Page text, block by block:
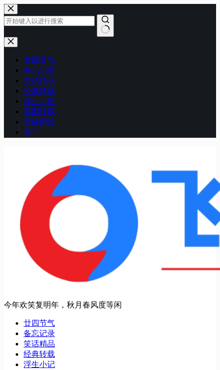
跳
至
内
容
无
廿四节气
备忘记录
笑话精品
经典转载
浮生小记
美图转载
曾经用过
关于
今年欢笑复明年，秋月春风度等闲
廿四节气
备忘记录
笑话精品
经典转载
浮生小记